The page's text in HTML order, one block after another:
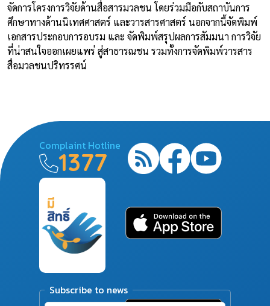
จัดการโครงการวิจัยด้านสื่อสารมวลชน โดยร่วมมือกับสถาบันการ
ศึกษาทางด้านนิเทศศาสตร์ และวารสารศาสตร์ นอกจากนี้จัดพิมพ์
เอกสารประกอบการอบรม และ จัดพิมพ์สรุปผลการสัมมนา การวิจัย
ที่น่าสนใจออกเผยแพร่ สู่สาธารณชน รวมทั้งการจัดพิมพ์วารสาร
สื่อมวลชนปริทรรศน์
Complaint Hotline
1377
Subscribe to news